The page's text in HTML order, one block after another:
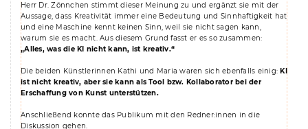
Herr Dr. Zönnchen stimmt dieser Meinung zu und ergänzt sie mit der
Aussage, dass Kreativität immer eine Bedeutung und Sinnhaftigkeit hat
und eine Maschine kennt keinen Sinn, weil sie nicht sagen kann,
warum sie es macht. Aus diesem Grund fasst er es so zusammen:
„Alles, was die KI nicht kann, ist kreativ.“
Die beiden Künstlerinnen Kathi und Maria waren sich ebenfalls einig: KI
ist nicht kreativ, aber sie kann als Tool bzw. Kollaborator bei der
Erschaffung von Kunst unterstützen.
Anschließend konnte das Publikum mit den Redner:innen in die
Diskussion gehen.